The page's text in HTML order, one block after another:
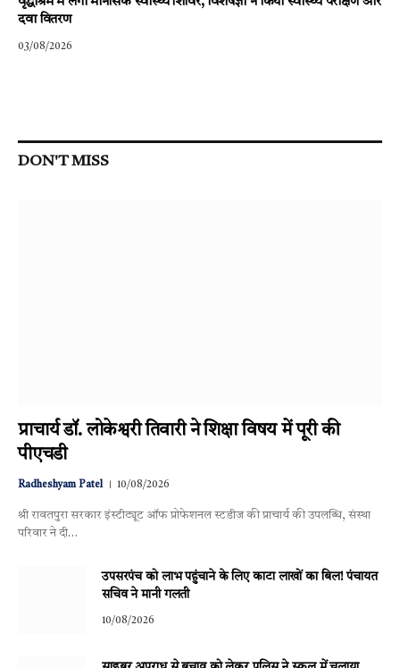
दवा वितरण
03/08/2026
DON'T MISS
प्राचार्य डॉ. लोकेश्वरी तिवारी ने शिक्षा विषय में पूरी की
पीएचडी
Radheshyam Patel 10/08/2026
श्री रावतपुरा सरकार इंस्टीट्यूट ऑफ प्रोफेशनल स्टडीज की प्राचार्य की उपलब्धि, संस्था
परिवार ने दी…
उपसरपंच को लाभ पहुंचाने के लिए काटा लाखों का बिल! पंचायत
सचिव ने मानी गलती
10/08/2026